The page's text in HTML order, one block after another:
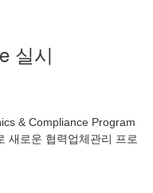
실시
& Compliance Program
새로운 협력업체관리 프로